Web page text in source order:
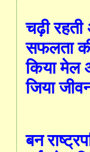
चढ़ी
सफलता
किया मेल
जिया
बन